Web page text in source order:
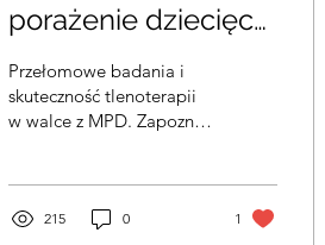
porażenie dziecięce
: sprawdź jak
tlenoterapia wspiera
leczenie tej
jednostki
chorobowej na
Przełomowe badania i
skuteczność tlenoterapii
w walce z MPD. Zapoznaj
215 0 1